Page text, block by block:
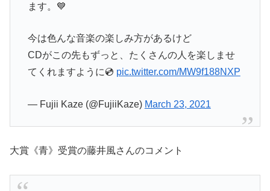
ます。💙
今は色んな音楽の楽しみ方があるけど
CDがこの先もずっと、たくさんの人を楽しませ
てくれますように💿 pic.twitter.com/MW9f188NXP
— Fujii Kaze (@FujiiKaze) March 23, 2021
大賞《青》受賞の藤井風さんのコメント